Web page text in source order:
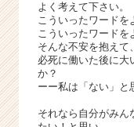
よく考えて下さい。
こういったワードを
こういったワードを
そんな不安を抱えて、
必死に働いた後に大
か？
ーー私は「ない」と
それなら自分がみん